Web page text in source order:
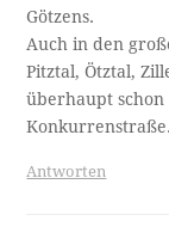
Götzens.
Auch in den
Pitztal, Ötztal,
überhaupt schon
Konkurrenstraße.
Antworten